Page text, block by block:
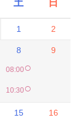
1 2
8
08:00○
10:30○
9
15 16